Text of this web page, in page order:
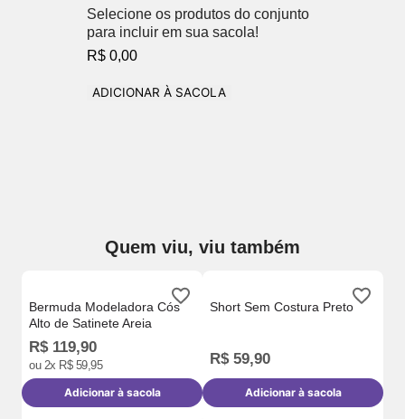
Selecione os produtos do conjunto
para incluir em sua sacola!
R$ 0,00
ADICIONAR À SACOLA
Quem viu, viu também